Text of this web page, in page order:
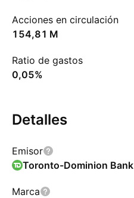
Acciones en circulación
‪154,81 M‬
Ratio de gastos
0,05%
Detalles
Emisor
Toronto-Dominion Bank
Marca